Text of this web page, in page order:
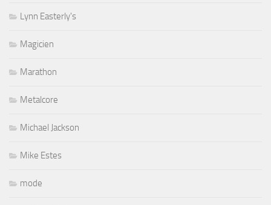
Lynn Easterly's
Magicien
Marathon
Metalcore
Michael Jackson
Mike Estes
mode